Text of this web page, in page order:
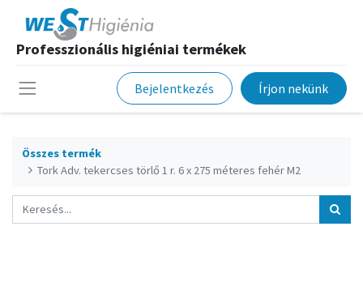
Professzionális higiéniai termékek
Bejelentkezés Írjon nekünk
Összes termék
Tork Adv. tekercses törlő 1 r. 6 x 275 méteres fehér M2